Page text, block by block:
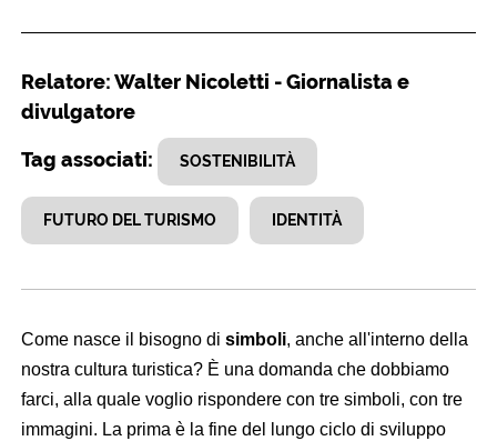
Relatore: Walter Nicoletti - Giornalista e
divulgatore
Tag associati: SOSTENIBILITÀ
FUTURO DEL TURISMO IDENTITÀ
Come nasce il bisogno di simboli, anche all'interno della
nostra cultura turistica? È una domanda che dobbiamo
farci, alla quale voglio rispondere con tre simboli, con tre
immagini. La prima è la fine del lungo ciclo di sviluppo